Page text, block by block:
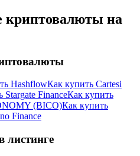
криптовалюты на
HashflowКак купить Cartesi
Stargate FinanceКак купить
(BICO)Как купить
Finance
листинге